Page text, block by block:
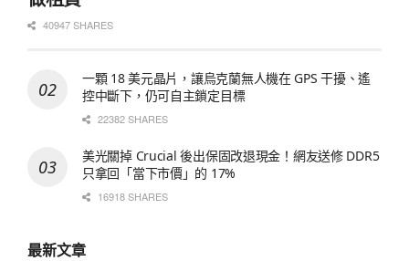
40947 SHARES
一顆 18 美元晶片，讓烏克蘭無人機在 GPS 干擾、遙
控中斷下，仍可自主鎖定目標
22382 SHARES
美光關掉 Crucial 後出保固改退現金！網友送修 DDR5
只拿回「當下市價」的 17%
16918 SHARES
最新文章